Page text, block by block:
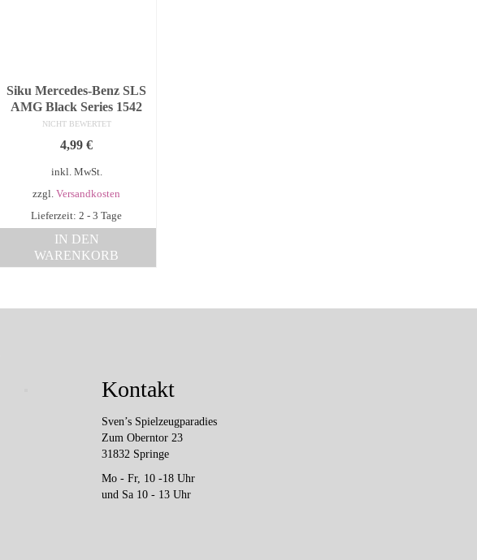
Siku Mercedes-Benz SLS
AMG Black Series 1542
NICHT BEWERTET
4,99€
inkl. MwSt.
zzgl.Versandkosten
Lieferzeit: 2 - 3 Tage
IN DEN
WARENKORB
Kontakt
Sven’s Spielzeugparadies
Zum Oberntor 23
31832 Springe
Mo - Fr, 10 -18 Uhr
und Sa 10 - 13 Uhr